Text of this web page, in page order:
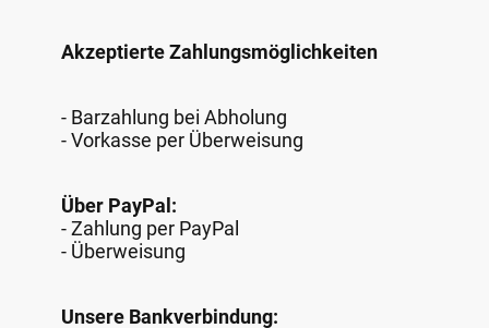
Akzeptierte Zahlungsmöglichkeiten
- Barzahlung bei Abholung
- Vorkasse per Überweisung
Über PayPal:
- Zahlung per PayPal
- Überweisung
Unsere Bankverbindung: